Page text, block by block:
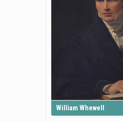
William Whewell